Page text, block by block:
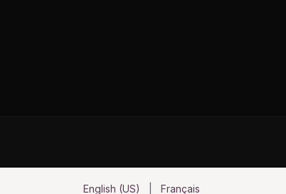
English (US) Français